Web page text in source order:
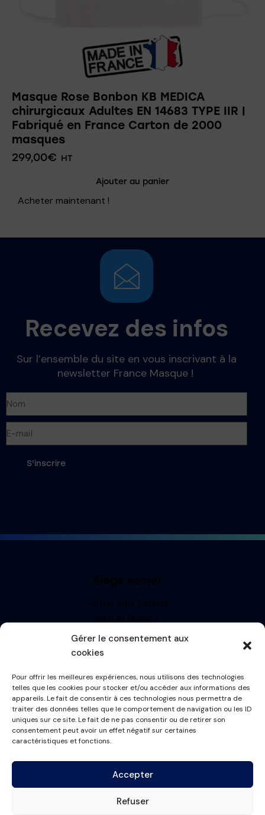
Gérer le consentement aux
cookies
Pour offrir les meilleures expériences, nous utilisons des technologies
telles que les cookies pour stocker et/ou accéder aux informations des
appareils. Le fait de consentir à ces technologies nous permettra de
traiter des données telles que le comportement de navigation ou les ID
uniques sur ce site. Le fait de ne pas consentir ou de retirer son
consentement peut avoir un effet négatif sur certaines
caractéristiques et fonctions.
Accepter
Refuser
Masque Rose Bonbon KB MEDICA
chirurgicaux Adultes EN 14683 TYPE IIR |
Fabriqué en France Carton de 2000
masques
299,00€ HT
Ajouter au panier
Acheter maintenant !
Recevez des infos
Sur l’ensemble du site en vous inscrivant à la
newsletter France Masque !
S'inscrire
Siège social
55 rue Sadi Carnot
93700 Drancy
Siren : 499710697
TVA: FR13499710697
Informations
Mentions Légales
Politique de cookies
Conditions générales
Contactez-nous
contact@france-masque.fr